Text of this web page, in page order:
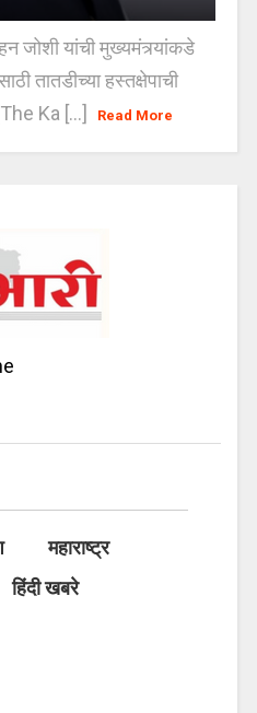
जोशी यांची मुख्यमंत्र्यांकडे
तातडीच्या हस्तक्षेपाची
Ka [...]
Read More
महाराष्ट्र
हिंदी खबरे